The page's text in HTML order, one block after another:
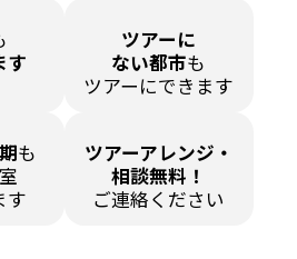
す
ツアーに
ない都市も
ツアーにできます
も
す
ツアーアレンジ・
相談無料！
ご連絡ください